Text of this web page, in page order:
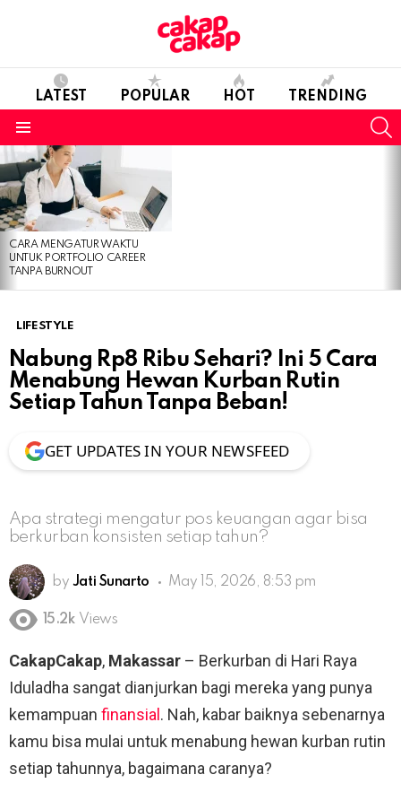
LATEST POPULAR HOT TRENDING
LATEST
STORIES
CARA MENGATUR WAKTU
UNTUK PORTFOLIO CAREER
TANPA BURNOUT
LIFESTYLE
Nabung Rp8 Ribu Sehari? Ini 5 Cara
Menabung Hewan Kurban Rutin
Setiap Tahun Tanpa Beban!
GET UPDATES IN YOUR NEWSFEED
Apa strategi mengatur pos keuangan agar bisa
berkurban konsisten setiap tahun?
by Jati Sunarto May 15, 2026, 8:53 pm
15.2k Views
CakapCakap, Makassar – Berkurban di Hari Raya
Iduladha sangat dianjurkan bagi mereka yang punya
kemampuan finansial . Nah, kabar baiknya sebenarnya
kamu bisa mulai untuk menabung hewan kurban rutin
setiap tahunnya, bagaimana caranya?